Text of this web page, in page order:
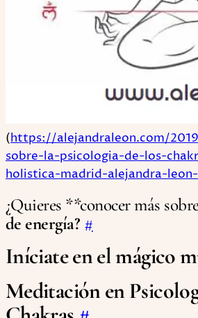
(https://alejandraleon.com/
sobre-la-psicologia-de-los-
holistica-madrid-alejandra-
¿Quieres **conocer más
de energía? #
Iníciate en el mágico
Meditación en